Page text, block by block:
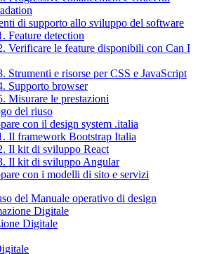
di supporto allo sviluppo del software
Feature detection
Verificare le feature disponibili con Can I
Strumenti e risorse per CSS e JavaScript
Supporto browser
Misurare le prestazioni
del riuso
con il design system .italia
Il framework Bootstrap Italia
Il kit di sviluppo React
Il kit di sviluppo Angular
con i modelli di sito e servizi
del Manuale operativo di design
Digitale